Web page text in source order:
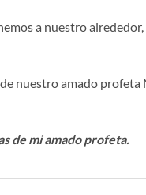
a nuestro
nuestro amado profeta
de mi amado profeta.